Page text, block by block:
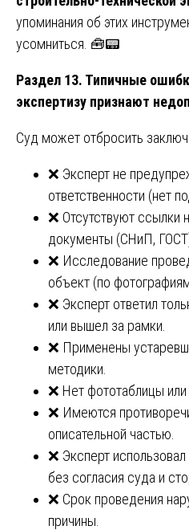
упоминания об этих
усомниться. 🧰📟
Раздел 13. Типичные
экспертизу признают
Суд может отбросить
❌ Эксперт не
ответственности (нет
❌ Отсутствуют ссылки
документы (СНиП,
❌ Исследование
объект (по
❌ Эксперт ответил
или вышел за рамки.
❌ Применены
методики.
❌ Нет фототаблицы
❌ Имеются
описательной частью.
❌ Эксперт
без согласия суда и
❌ Срок проведения
причины.